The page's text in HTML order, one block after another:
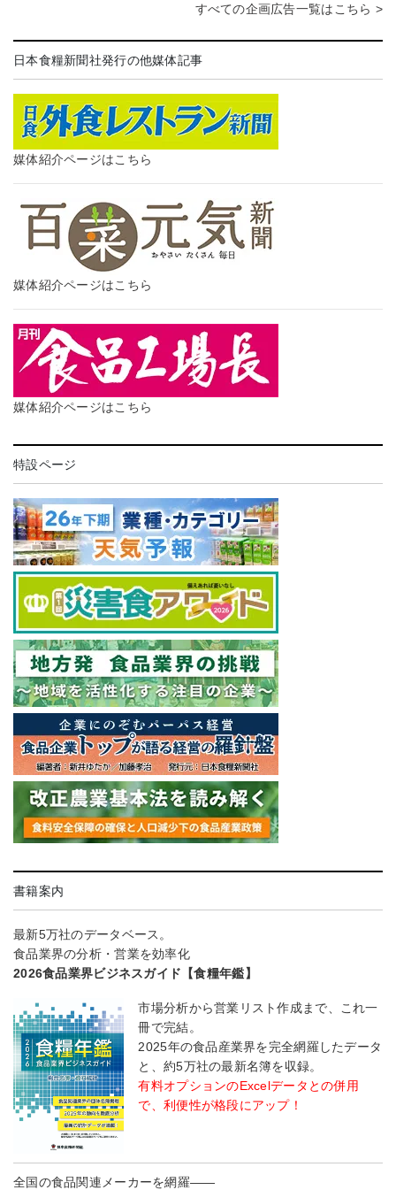
すべての企画広告一覧はこちら >
日本食糧新聞社発行の他媒体記事
媒体紹介ページはこちら
媒体紹介ページはこちら
媒体紹介ページはこちら
特設ページ
書籍案内
最新5万社のデータベース。
食品業界の分析・営業を効率化
2026食品業界ビジネスガイド【食糧年鑑】
市場分析から営業リスト作成まで、これ一
冊で完結。
2025年の食品産業界を完全網羅したデータ
と、約5万社の最新名簿を収録。
有料オプションのExcelデータとの併用
で、利便性が格段にアップ！
全国の食品関連メーカーを網羅――